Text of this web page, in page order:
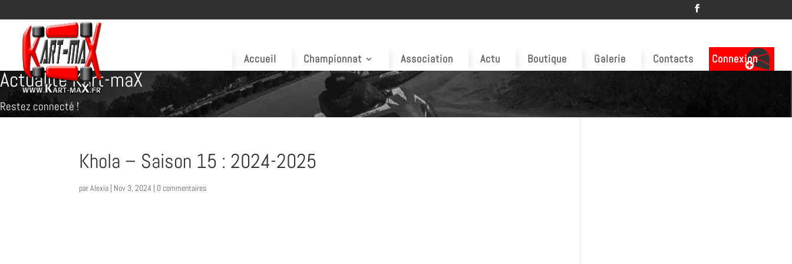
Accueil Championnat Association Actu Boutique Galerie Contacts Connexion
Actualité Kart-maX
Restez connecté !
Khola – Saison 15 : 2024-2025
parAlexia | Nov 3, 2024 | 0 commentaires